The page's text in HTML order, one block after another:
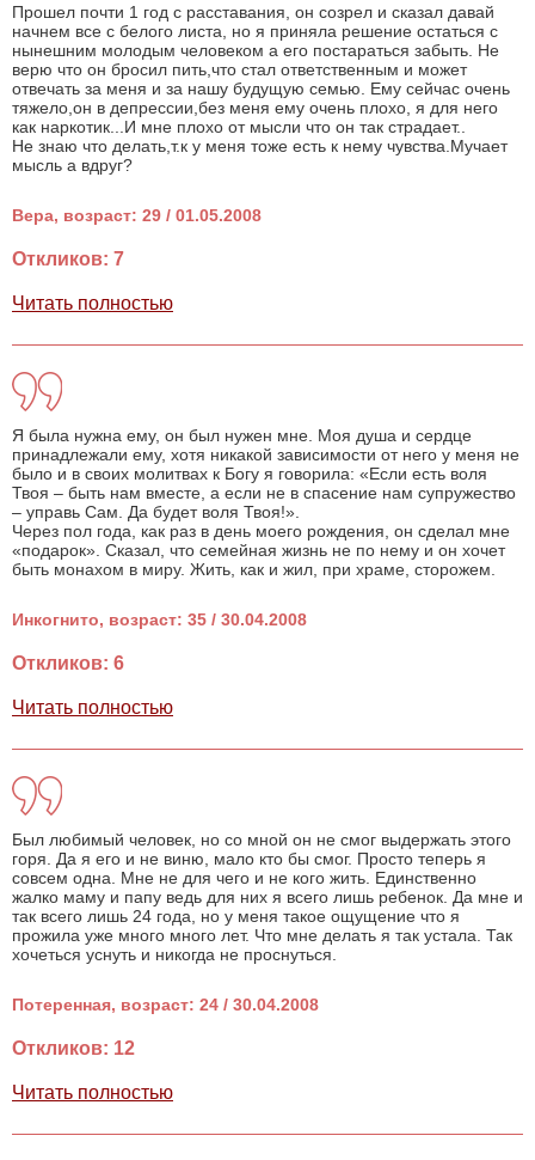
Прошел почти 1 год с расставания, он созрел и сказал давай
начнем все с белого листа, но я приняла решение остаться с
нынешним молодым человеком а его постараться забыть. Не
верю что он бросил пить,что стал ответственным и может
отвечать за меня и за нашу будущую семью. Ему сейчас очень
тяжело,он в депрессии,без меня ему очень плохо, я для него
как наркотик...И мне плохо от мысли что он так страдает..
Не знаю что делать,т.к у меня тоже есть к нему чувства.Мучает
мысль а вдруг?
Вера, возраст: 29 / 01.05.2008
Откликов: 7
Читать полностью
Я была нужна ему, он был нужен мне. Моя душа и сердце
принадлежали ему, хотя никакой зависимости от него у меня не
было и в своих молитвах к Богу я говорила: «Если есть воля
Твоя – быть нам вместе, а если не в спасение нам супружество
– управь Сам. Да будет воля Твоя!».
Через пол года, как раз в день моего рождения, он сделал мне
«подарок». Сказал, что семейная жизнь не по нему и он хочет
быть монахом в миру. Жить, как и жил, при храме, сторожем.
Инкогнито, возраст: 35 / 30.04.2008
Откликов: 6
Читать полностью
Был любимый человек, но со мной он не смог выдержать этого
горя. Да я его и не виню, мало кто бы смог. Просто теперь я
совсем одна. Мне не для чего и не кого жить. Единственно
жалко маму и папу ведь для них я всего лишь ребенок. Да мне и
так всего лишь 24 года, но у меня такое ощущение что я
прожила уже много много лет. Что мне делать я так устала. Так
хочеться уснуть и никогда не проснуться.
Потеренная, возраст: 24 / 30.04.2008
Откликов: 12
Читать полностью